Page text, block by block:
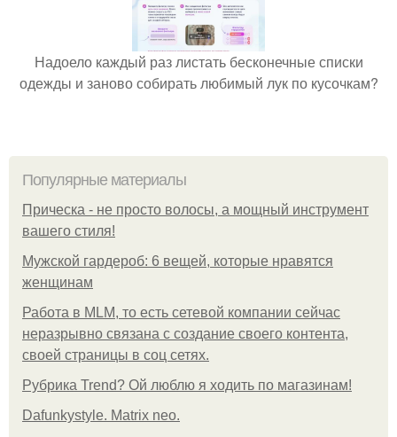
Надоело каждый раз листать бесконечные списки
одежды и заново собирать любимый лук по кусочкам?
Популярные материалы
Прическа - не просто волосы, а мощный инструмент
вашего стиля!
Мужской гардероб: 6 вещей, которые нравятся
женщинам
Работа в MLM, то есть сетевой компании сейчас
неразрывно связана с создание своего контента,
своей страницы в соц сетях.
Рубрика Trend? Ой люблю я ходить по магазинам!
Dafunkystyle. Matrix neo.